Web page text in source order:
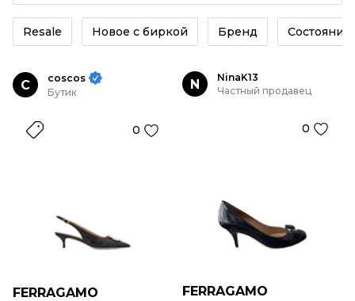
изделия или Туфли FERRAGAMO женские из новых
коллекций – заказывайте на сайте или в приложении
OSKELLY с целой экосистемой инструментов.
Resale Новое с биркой Бренд Состояние
C
coscos
Бутик
0
FERRAGAMO
N
NinaK13
Частный продавец
0
FERRAGAMO